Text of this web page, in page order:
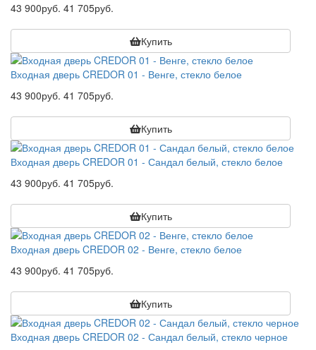
43 900руб. 41 705руб.
Купить
Входная дверь CREDOR 01 - Венге, стекло белое
43 900руб. 41 705руб.
Купить
Входная дверь CREDOR 01 - Сандал белый, стекло белое
43 900руб. 41 705руб.
Купить
Входная дверь CREDOR 02 - Венге, стекло белое
43 900руб. 41 705руб.
Купить
Входная дверь CREDOR 02 - Сандал белый, стекло черное